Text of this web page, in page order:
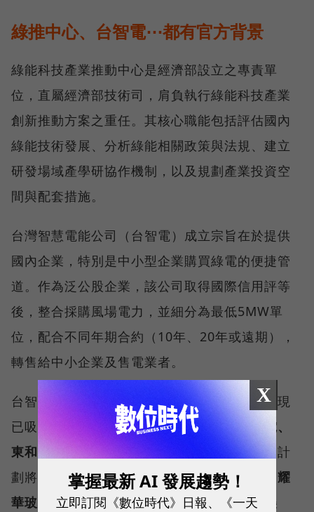
綠推中心、台智電⋯都有官方背景
綠能科技產業推動中心是經濟部設立之專責單
位，直屬經濟部技術司，肩負執行綠能科技產業
創新推動方案之重任。其核心職能包括評估國內
綠能技術發展、分析綠能相關政策與法規、建立
研發場域產學研協作機制，以及規劃產業投資空
間與配套措施。
台灣智慧電能公司（台智電）成立宗旨在於提供
國內企業，特別是中小型企業購買綠電的便捷管
道。作為泛公股企業，該公司取得國際信用評等
後，整合採購風場電力，並細分為最低5MW單
位，配合不同年期合約（10年、20年或遠期），
轉售給中小企業及售電業者。
台智電在經濟部主導下由中鋼公司發起組建，現
已吸納
中鋼、中油、中華電信、日月光、聯電、
東和鋼鐵等六家企業共同參與營運；首輪增資計
劃將股東陣容擴展至十四家，新增台灣高鐵、耀
華玻璃、工研院、長春石化、東元集團、中美
X
掌握最新 AI 發展趨勢！
立即訂閱《數位時代》日報、《一天